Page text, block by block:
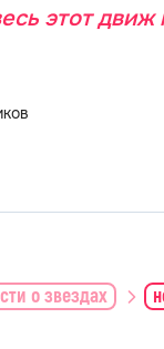
этот движ
о звездах